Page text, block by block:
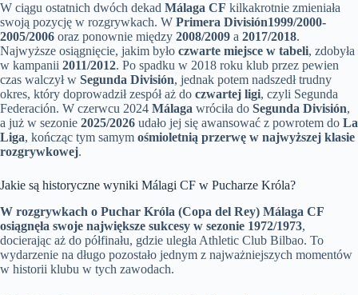
W ciągu ostatnich dwóch dekad Málaga CF kilkakrotnie zmieniała
swoją pozycję w rozgrywkach. W Primera División1999/2000-
2005/2006 oraz ponownie między 2008/2009 a 2017/2018.
Najwyższe osiągnięcie, jakim było czwarte miejsce w tabeli, zdobyła
w kampanii 2011/2012. Po spadku w 2018 roku klub przez pewien
czas walczył w Segunda División, jednak potem nadszedł trudny
okres, który doprowadził zespół aż do czwartej ligi, czyli Segunda
Federación. W czerwcu 2024 Málaga wróciła do Segunda División,
a już w sezonie 2025/2026 udało jej się awansować z powrotem do La
Liga, kończąc tym samym ośmioletnią przerwę w najwyższej klasie
rozgrywkowej.
Jakie są historyczne wyniki Málagi CF w Pucharze Króla?
W rozgrywkach o Puchar Króla (Copa del Rey) Málaga CF
osiągnęła swoje największe sukcesy w sezonie 1972/1973,
docierając aż do półfinału, gdzie uległa Athletic Club Bilbao. To
wydarzenie na długo pozostało jednym z najważniejszych momentów
w historii klubu w tych zawodach.